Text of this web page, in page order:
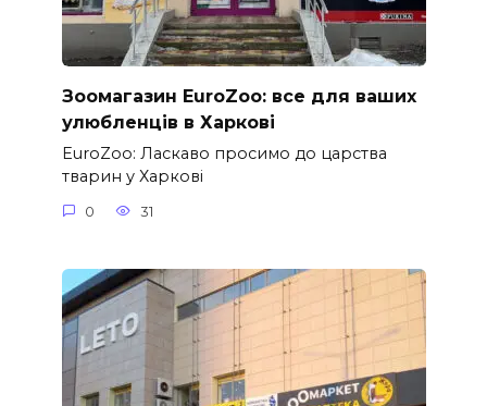
Зоомагазин EuroZoo: все для ваших
улюбленців в Харкові
EuroZoo: Ласкаво просимо до царства
тварин у Харкові
0 31